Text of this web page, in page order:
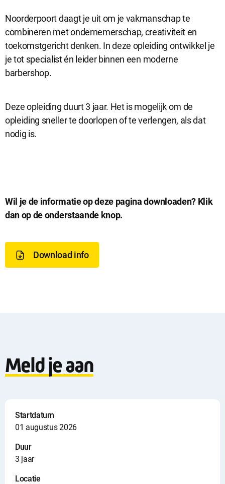
Noorderpoort daagt je uit om je vakmanschap te
combineren met ondernemerschap, creativiteit en
toekomstgericht denken. In deze opleiding ontwikkel je
je tot specialist én leider binnen een moderne
barbershop.
Deze opleiding duurt 3 jaar. Het is mogelijk om de
opleiding sneller te doorlopen of te verlengen, als dat
nodig is.
D
w
n
d
Wil je de informatie op deze pagina downloaden? Klik
dan op de onderstaande knop.
Download info
Meld je aan
Startdatum
01 augustus 2026
Duur
3 jaar
Locatie